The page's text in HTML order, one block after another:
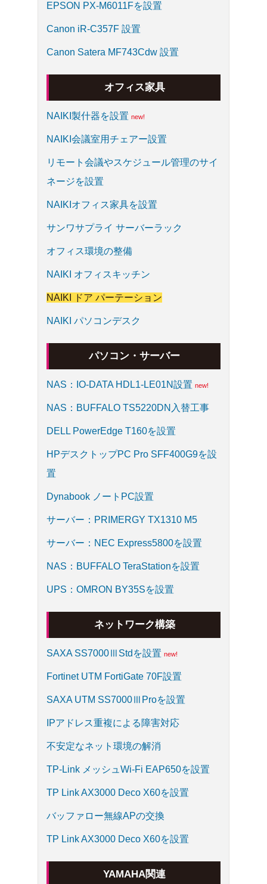
EPSON PX-M6011Fを設置
Canon iR-C357F 設置
Canon Satera MF743Cdw 設置
オフィス家具
NAIKI製什器を設置
NAIKI会議室用チェアー設置
リモート会議やスケジュール管理のサイ
ネージを設置
NAIKIオフィス家具を設置
サンワサプライ サーバーラック
オフィス環境の整備
NAIKI オフィスキッチン
NAIKI ドア パーテーション
NAIKI パソコンデスク
パソコン・サーバー
NAS：IO-DATA HDL1-LE01N設置
NAS：BUFFALO TS5220DN入替工事
DELL PowerEdge T160を設置
HPデスクトップPC Pro SFF400G9を設
置
Dynabook ノートPC設置
サーバー：PRIMERGY TX1310 M5
サーバー：NEC Express5800を設置
NAS：BUFFALO TeraStationを設置
UPS：OMRON BY35Sを設置
ネットワーク構築
SAXA SS7000ⅢStdを設置
Fortinet UTM FortiGate 70F設置
SAXA UTM SS7000ⅢProを設置
IPアドレス重複による障害対応
不安定なネット環境の解消
TP-Link メッシュWi-Fi EAP650を設置
TP Link AX3000 Deco X60を設置
バッファロー無線APの交換
TP Link AX3000 Deco X60を設置
YAMAHA関連